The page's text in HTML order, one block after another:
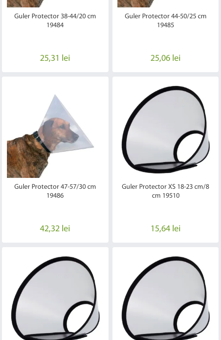
Guler Protector 38-44/20 cm
19484
25,31 lei
Guler Protector 44-50/25 cm
19485
25,06 lei
Guler Protector 47-57/30 cm
19486
42,32 lei
Guler Protector XS 18-23 cm/8
cm 19510
15,64 lei